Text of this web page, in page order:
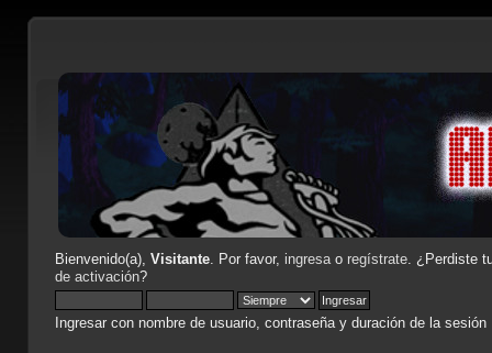
Bienvenido(a), Visitante. Por favor, ingresao regístrate. ¿Perdiste
de activación?
Ingresar con nombre de usuario, contraseña y duración de la sesión